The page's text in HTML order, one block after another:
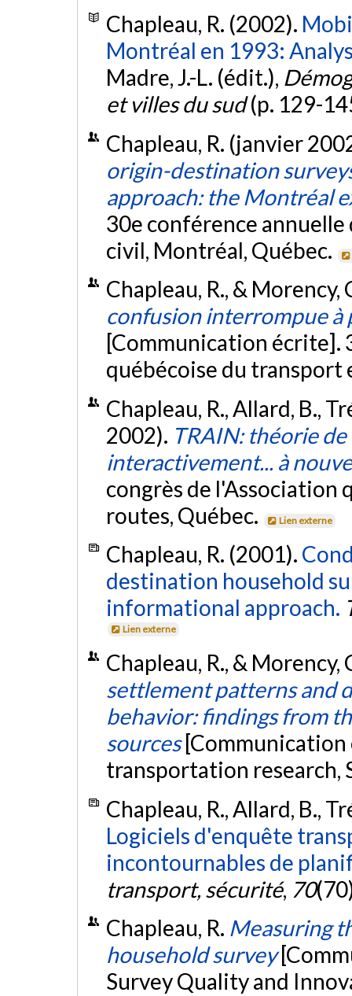
Chapleau, R. (2002).
Montréal en 1993:
Madre, J.-L. (édit.),
et villes du sud(p. 129-
Chapleau, R. (janvier
origin-destination
approach: the Montréal
30e conférence annuelle
civil, Montréal, Québec.
Chapleau, R., &
confusion interrompue à
[Communication écrite].
québécoise du transport
Chapleau, R., Allard, B.,
2002). TRAIN: théorie
interactivement... à
congrès de l'Association
routes, Québec.
Lien externe
Chapleau, R. (2001).
destination household
informational approach.
Lien externe
Chapleau, R., &
settlement patterns and
behavior: findings from
sources
transportation research,
Chapleau, R., Allard, B.,
Logiciels d'enquête
incontournables de
transport, sécurité, 70
Chapleau, R. Measuring
household survey
Survey Quality and